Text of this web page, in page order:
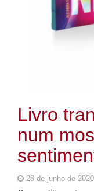
Livro
num
28 de junho de 2020